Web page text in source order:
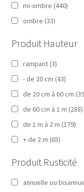
mi-ombre (440)
ombre (33)
Produit Hauteur
rampant (3)
- de 20 cm (43)
de 20 cm à 60 cm
de 60 cm à 1 m (288)
de 1 m à 2 m (179)
+ de 2 m (65)
Produit Rusticité
annuelle ou